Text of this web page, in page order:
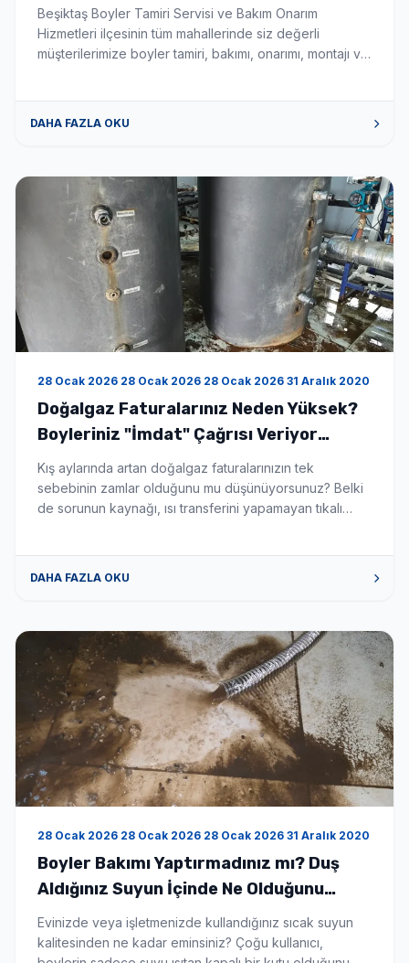
Servisi
Beşiktaş Boyler Tamiri Servisi ve Bakım Onarım
Hizmetleri ilçesinin tüm mahallerinde siz değerli
müşterilerimize boyler tamiri, bakımı, onarımı, montajı ve
hizmeti vermekteyiz. Arnavutköy boyler […]
DAHA FAZLA OKU
28 Ocak 2026 28 Ocak 2026 28 Ocak 2026 31 Aralık 2020
Doğalgaz Faturalarınız Neden Yüksek?
Boyleriniz "İmdat" Çağrısı Veriyor
Olabilir! - Boyler Tamiri ve Servisi
Kış aylarında artan doğalgaz faturalarınızın tek
sebebinin zamlar olduğunu mu düşünüyorsunuz? Belki
de sorunun kaynağı, ısı transferini yapamayan tıkalı
DAHA FAZLA OKU
28 Ocak 2026 28 Ocak 2026 28 Ocak 2026 31 Aralık 2020
Boyler Bakımı Yaptırmadınız mı? Duş
Aldığınız Suyun İçinde Ne Olduğunu
Bilseniz Şaşırırdınız! - Boyler Tamiri ve
Servisi
Evinizde veya işletmenizde kullandığınız sıcak suyun
kalitesinden ne kadar eminsiniz? Çoğu kullanıcı,